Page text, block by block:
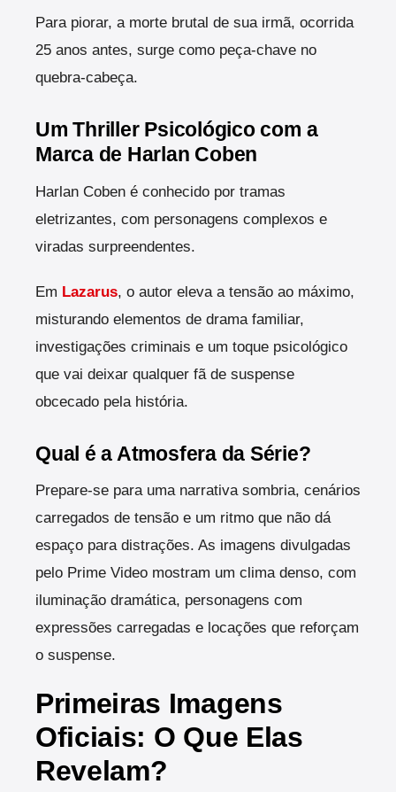
Para piorar, a morte brutal de sua irmã, ocorrida
25 anos antes, surge como peça-chave no
quebra-cabeça.
Um Thriller Psicológico com a
Marca de Harlan Coben
Harlan Coben é conhecido por tramas
eletrizantes, com personagens complexos e
viradas surpreendentes.
Em Lazarus, o autor eleva a tensão ao máximo,
misturando elementos de drama familiar,
investigações criminais e um toque psicológico
que vai deixar qualquer fã de suspense
obcecado pela história.
Qual é a Atmosfera da Série?
Prepare-se para uma narrativa sombria, cenários
carregados de tensão e um ritmo que não dá
espaço para distrações. As imagens divulgadas
pelo Prime Video mostram um clima denso, com
iluminação dramática, personagens com
expressões carregadas e locações que reforçam
o suspense.
Primeiras Imagens
Oficiais: O Que Elas
Revelam?